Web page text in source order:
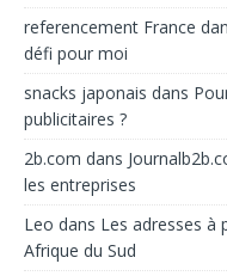
referencement France
défi pour moi
snacks japonais dans
publicitaires ?
2b.com dans
les entreprises
Leo dans Les adresses à
Afrique du Sud